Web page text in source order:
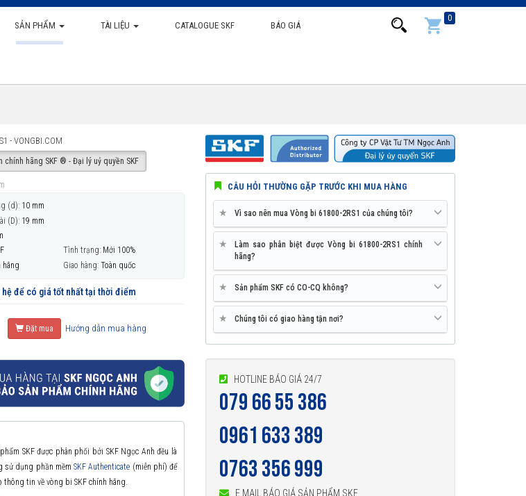
SẢN PHẨM TÀI LIỆU CATALOGUE SKF BÁO GIÁ
0
- VONGBI.COM
chính hãng SKF ® - Đại lý uỷ quyền SKF
(d): 10 mm
(D): 19 mm
Tình trạng: Mới 100%
hãng Giao hàng: Toàn quốc
hệ để có giá tốt nhất tại thời điểm
Đặt mua Hướng dẫn mua hàng
SKF được phân phối bởi SKF Ngọc Anh đều là
sử dụng phần mềm SKF Authenticate (miễn phí) để
tin về vòng bi SKF chính hãng.
CÂU HỎI THƯỜNG GẶP TRƯỚC KHI MUA HÀNG
★ Vì sao nên mua Vòng bi 61800-2RS1 của chúng tôi?
★
Làm sao phân biệt được Vòng bi 61800-2RS1 chính
hãng?
★ Sản phẩm SKF có CO-CQ không?
★ Chúng tôi có giao hàng tận nơi?
HOTLINE BÁO GIÁ 24/7
079 66 55 386
0961 633 389
0763 356 999
E MAIL BÁO GIÁ SẢN PHẨM SKF